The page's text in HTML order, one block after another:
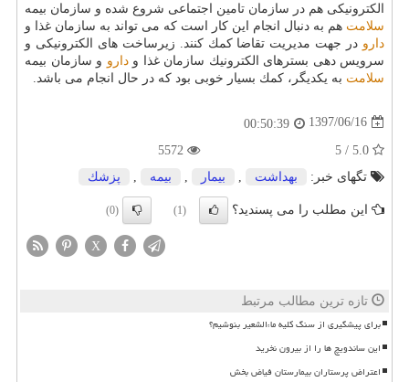
الكترونیكی هم در سازمان تامین اجتماعی شروع شده و سازمان بیمه
سلامت هم به دنبال انجام این كار است كه می تواند به سازمان غذا و
دارو در جهت مدیریت تقاضا كمك كنند. زیرساخت های الكترونیكی و
سرویس دهی بسترهای الكترونیك سازمان غذا ودارو و سازمان بیمه
سلامت به یكدیگر، كمك بسیار خوبی بود كه در حال انجام می باشد.
1397/06/16
00:50:39
تگهای خبر:
بهداشت بیمار بیمه پزشك
این مطلب را می پسندید؟ (1)
(0)
X
تازه ترین مطالب مرتبط
برای پیشگیری از سنگ کلیه ماءالشعیر بنوشیم؟
این ساندویچ ها را از بیرون نخرید
اعتراض پرستاران بیمارستان فیاض بخش